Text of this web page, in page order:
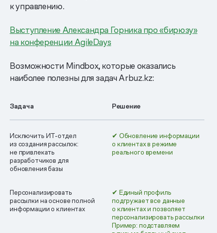
к управлению.
Выступление Александра Горника про «бирюзу»
на конференции AgileDays
Возможности Mindbox, которые оказались
наиболее полезны для задач Arbuz.kz:
Задача Решение
Исключить ИТ-отдел
из создания рассылок:
не привлекать
разработчиков для
обновления базы
✔ Обновление информации
о клиентах в режиме
реального времени
Персонализировать
рассылки на основе полной
информации о клиентах
✔ Единый профиль
подгружает все данные
о клиентах и позволяет
персонализировать рассылки
Пример: подставляем